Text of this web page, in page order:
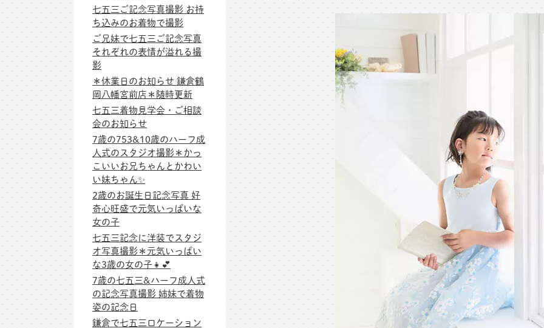
七五三ご記念写真撮影 お持
ち込みのお着物で撮影
ご兄妹で七五三ご記念写真
それぞれの表情が溢れる撮
影
＊休業日のお知らせ 鎌倉鶴
岡八幡宮前店＊随時更新
七五三着物見学会・ご相談
会のお知らせ
7歳の753&10歳のハーフ成
人式のスタジオ撮影＊かっ
こいいお兄ちゃんとかわい
い妹ちゃん✨
2歳のお誕生日記念写真 好
奇心旺盛で元気いっぱいな
女の子
七五三記念に洋装でスタジ
オ写真撮影＊元気いっぱい
な3歳の女の子👧💕
7歳の七五三&ハーフ成人式
の記念写真撮影 姉妹で着物
姿の記念日
鎌倉で七五三ロケーション